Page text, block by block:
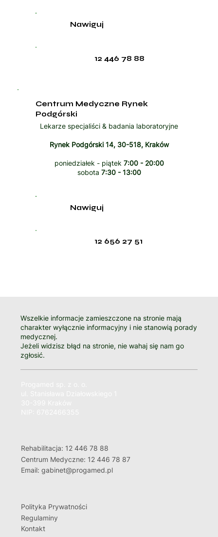
12 446 78 88
Nawiguj
Centrum Medyczne Rynek
Podgórski
Lekarze specjaliści & badania laboratoryjne
Rynek Podgórski 14, 30-518, Kraków
poniedziałek - piątek 7:00 - 20:00
sobota 7:30 - 13:00
12 656 27 51
Nawiguj
Wszelkie informacje zamieszczone na stronie mają
charakter wyłącznie informacyjny i nie stanowią porady
medycznej.
Jeżeli widzisz błąd na stronie, nie wahaj się nam go
zgłosić.
Rehabilitacja: 12 446 78 88
Centrum Medyczne: 12 446 78 87
Email: gabinet@progamed.pl
Polityka Prywatności
Regulaminy
Kontakt